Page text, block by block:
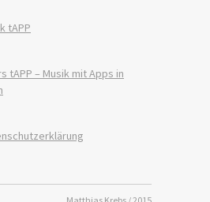
tAPP
tAPP – Musik mit Apps in